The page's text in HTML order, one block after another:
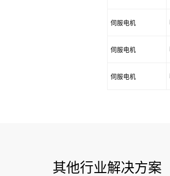
伺服电机
伺服电机
伺服电机
其他行业解决方案